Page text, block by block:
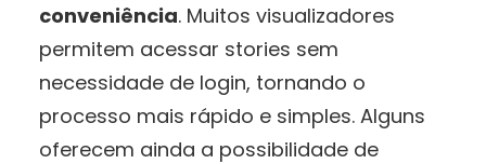
conveniência. Muitos visualizadores
permitem acessar stories sem
necessidade de login, tornando o
processo mais rápido e simples. Alguns
oferecem ainda a possibilidade de